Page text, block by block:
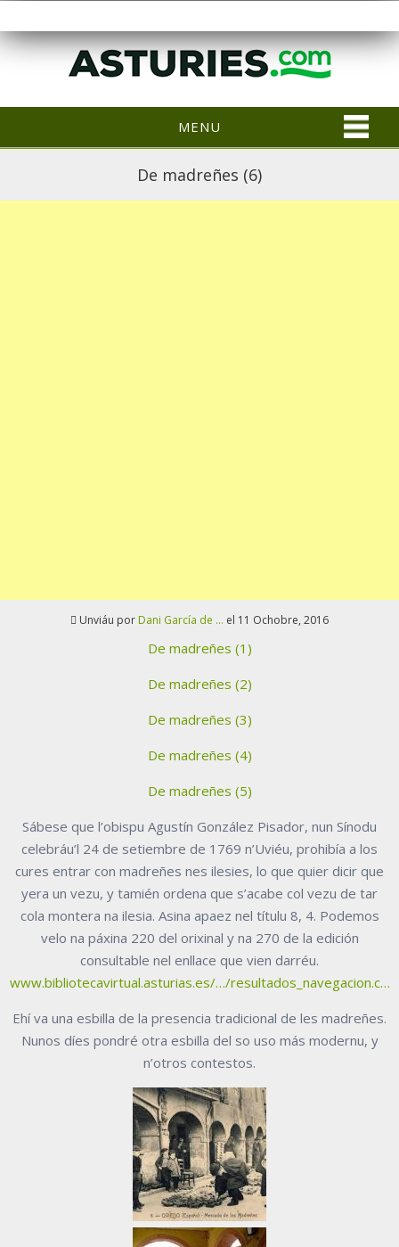
MENU
De madreñes (6)
Unviáu por Dani García de ... el 11 Ochobre, 2016
De madreñes (1)
De madreñes (2)
De madreñes (3)
De madreñes (4)
De madreñes (5)
Sábese que l’obispu Agustín González Pisador, nun Sínodu
celebráu’l 24 de setiembre de 1769 n’Uviéu, prohibía a los
cures entrar con madreñes nes ilesies, lo que quier dicir que
yera un vezu, y tamién ordena que s’acabe col vezu de tar
cola montera na ilesia. Asina apaez nel títulu 8, 4. Podemos
velo na páxina 220 del orixinal y na 270 de la edición
consultable nel enllace que vien darréu.
www.bibliotecavirtual.asturias.es/…/resultados_navegacion.c…
Ehí va una esbilla de la presencia tradicional de les madreñes.
Nunos díes pondré otra esbilla del so uso más modernu, y
n’otros contestos.